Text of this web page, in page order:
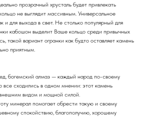
прозрачный хрусталь будет привлекать
не выглядит массивным. Универсальное
и для выхода в свет. Не столько популярный для
кабошон выделит Ваше кольцо среди привычных
такой вариант огранки как будто оставляет камень
приятным.
богемский алмаз — каждый народ по-своему
все сходились в одном мнении: этот камень
видом и мощной силой.
минерал помогает обрести такую и своему
спокойствию, благополучию, хорошему